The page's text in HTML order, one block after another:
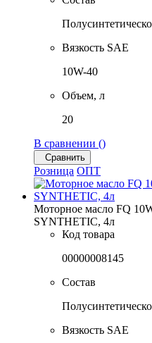
Вязкость SAE
10W-40
Объем, л
20
В сравнении ()
Сравнить
Розница ОПТ
Моторное масло FQ
SYNTHETIC, 4л
Код товара
00000008145
Состав
Вязкость SAE